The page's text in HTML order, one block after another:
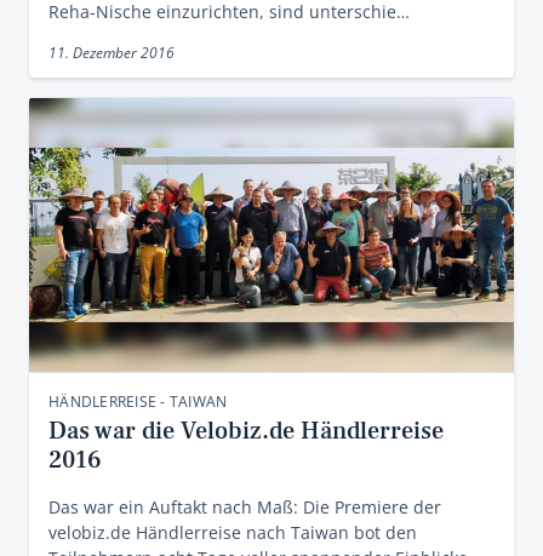
Reha-Nische einzurichten, sind unterschie…
11. Dezember 2016
HÄNDLERREISE - TAIWAN
Das war die Velobiz.de Händlerreise
2016
Das war ein Auftakt nach Maß: Die Premiere der
velobiz.de Händlerreise nach Taiwan bot den